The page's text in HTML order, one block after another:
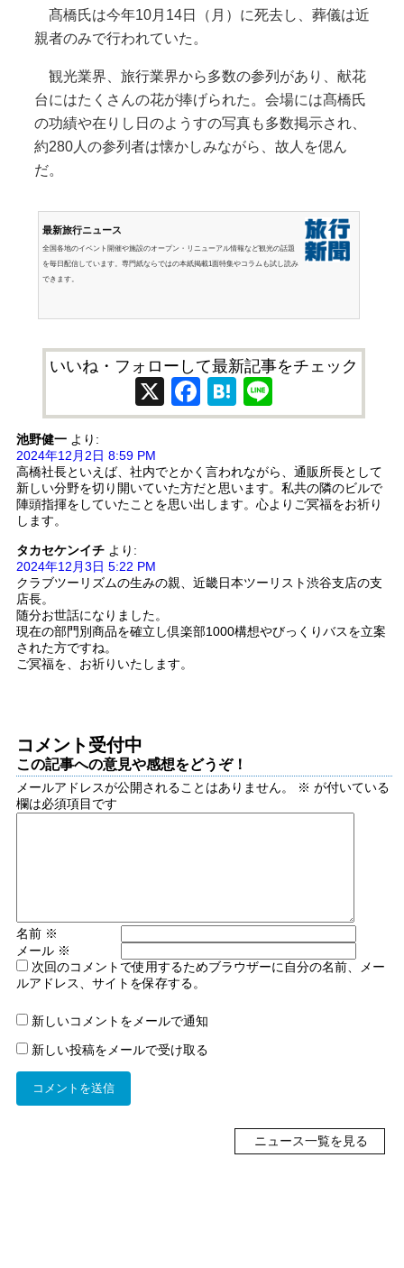
髙橋氏は今年10月14日（月）に死去し、葬儀は近
親者のみで行われていた。
観光業界、旅行業界から多数の参列があり、献花
台にはたくさんの花が捧げられた。会場には髙橋氏
の功績や在りし日のようすの写真も多数掲示され、
約280人の参列者は懐かしみながら、故人を偲ん
だ。
最新旅行ニュース
全国各地のイベント開催や施設のオープン・リニューアル情報など観光の話題
を毎日配信しています。専門紙ならではの本紙掲載1面特集やコラムも試し読み
できます。
いいね・フォローして最新記事をチェック
X Facebook
Hatena
池野健一 より:
2024年12月2日 8:59 PM
高橋社長といえば、社内でとかく言われながら、通販所長として
新しい分野を切り開いていた方だと思います。私共の隣のビルで
陣頭指揮をしていたことを思い出します。心よりご冥福をお祈り
します。
タカセケンイチ より:
2024年12月3日 5:22 PM
クラブツーリズムの生みの親、近畿日本ツーリスト渋谷支店の支
店長。
随分お世話になりました。
現在の部門別商品を確立し倶楽部1000構想やびっくりバスを立案
された方ですね。
ご冥福を、お祈りいたします。
コメント受付中
この記事への意見や感想をどうぞ！
メールアドレスが公開されることはありません。 ※ が付いている
欄は必須項目です
名前 ※
メール ※
次回のコメントで使用するためブラウザーに自分の名前、メー
ルアドレス、サイトを保存する。
新しいコメントをメールで通知
新しい投稿をメールで受け取る
ニュース一覧を見る